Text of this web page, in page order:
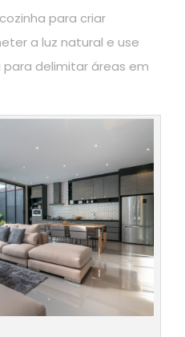
para criar
a luz natural e use
delimitar áreas em